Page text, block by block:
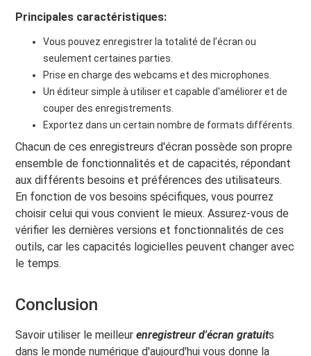
Principales caractéristiques:
Vous pouvez enregistrer la totalité de l’écran ou
seulement certaines parties.
Prise en charge des webcams et des microphones.
Un éditeur simple à utiliser et capable d'améliorer et de
couper des enregistrements.
Exportez dans un certain nombre de formats différents.
Chacun de ces enregistreurs d'écran possède son propre
ensemble de fonctionnalités et de capacités, répondant
aux différents besoins et préférences des utilisateurs.
En fonction de vos besoins spécifiques, vous pourrez
choisir celui qui vous convient le mieux. Assurez-vous de
vérifier les dernières versions et fonctionnalités de ces
outils, car les capacités logicielles peuvent changer avec
le temps.
Conclusion
Savoir utiliser le meilleurenregistreur d'écran gratuits
dans le monde numérique d'aujourd'hui vous donne la